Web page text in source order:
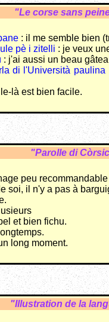
"Le corse sans
: il me semble bien
pè i zitelli : je veux
: j'ai aussi un beau
di l'Università
là est bien facile.
"Parolle di
peu recommandable
soi, il n'y a pas à
et bien fichu.
long moment.
"Illustration de la